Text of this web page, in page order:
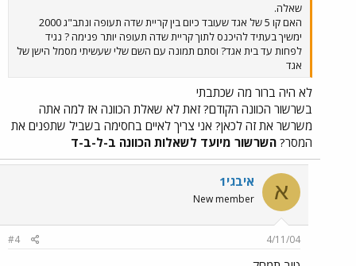
שאלה.
האם קו 5 של אגד שעובד כיום בין קריית שדה תעופה ונתב"ג 2000
ימשיך בעתיד להיכנס לתוך קריית שדה תעופה יותר פנימה ? נגיד
לפחות עד בית אגד? וסתם תמונה עם השם שלי שעשיתי מסמל הישן של
אגד
לא היה ברור מה שכתבתי
בשרשור הכוונה הקודם? זאת לא שאלת הכוונה אז למה אתה
משרשר את זה לכאן? אני צריך לאיים בחסימה בשביל שתפנים את
המסר? השרשור מיועד לשאלות הכוונה ב-ל-ב-ד
א איבגי1
New member
4/11/04
#4